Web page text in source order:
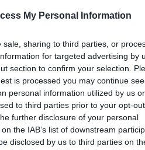
My Personal Information
sale, sharing to third parties, or
for targeted advertising by
section to confirm your selection.
is processed you may continue
personal information utilized by us or
to third parties prior to your opt-
further disclosure of your personal
the IAB’s list of downstream
disclosed by us to third parties on
ale rośnie wartość
liczba kradzieży sklepowych spadła
policji, do których dotarła
jednak, że spadek dotyczy
podczas gdy liczba
się znacznie wolniej.